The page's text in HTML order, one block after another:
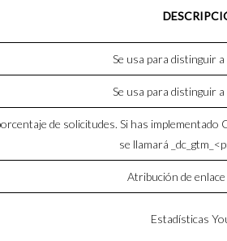
Se usa para distinguir
Se usa para distinguir
de solicitudes. Si has implementado
se llamará
Atribución de
Estadísticas